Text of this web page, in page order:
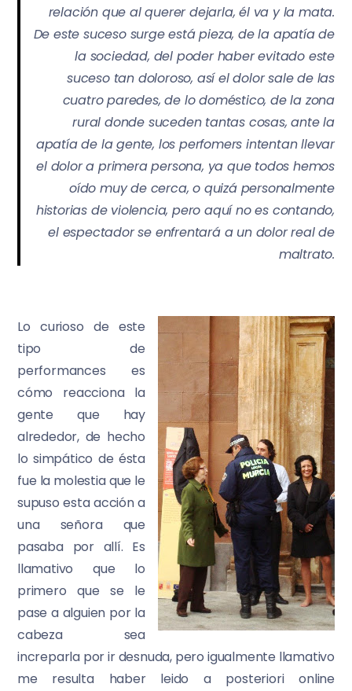
relación que al querer dejarla, él va y la mata.
De este suceso surge está pieza, de la apatía de
la sociedad, del poder haber evitado este
suceso tan doloroso, así el dolor sale de las
cuatro paredes, de lo doméstico, de la zona
rural donde suceden tantas cosas, ante la
apatía de la gente, los perfomers intentan llevar
el dolor a primera persona, ya que todos hemos
oído muy de cerca, o quizá personalmente
historias de violencia, pero aquí no es contando,
el espectador se enfrentará a un dolor real de
maltrato.
Lo curioso de este
tipo de
performances es
cómo reacciona la
gente que hay
alrededor, de hecho
lo simpático de ésta
fue la molestia que le
supuso esta acción a
una señora que
pasaba por allí. Es
llamativo que lo
primero que se le
pase a alguien por la
cabeza sea
increparla por ir desnuda, pero igualmente llamativo
me resulta haber leido a posteriori online